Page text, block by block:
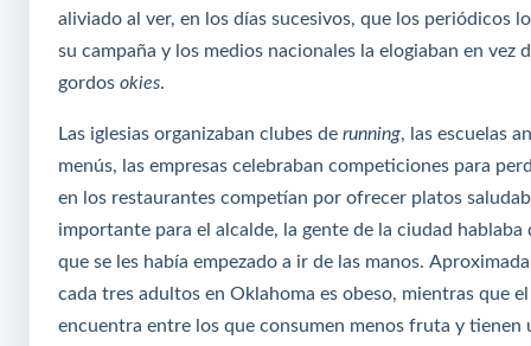
aliviado al ver, en los días sucesivos, que los periódicos
su campaña y los medios nacionales la elogiaban en vez
gordos okies.
Las iglesias organizaban clubes de running, las escuelas
menús, las empresas celebraban competiciones para
en los restaurantes competían por ofrecer platos
importante para el alcalde, la gente de la ciudad hablaba
que se les había empezado a ir de las manos.
cada tres adultos en Oklahoma es obeso, mientras que
encuentra entre los que consumen menos fruta y tienen